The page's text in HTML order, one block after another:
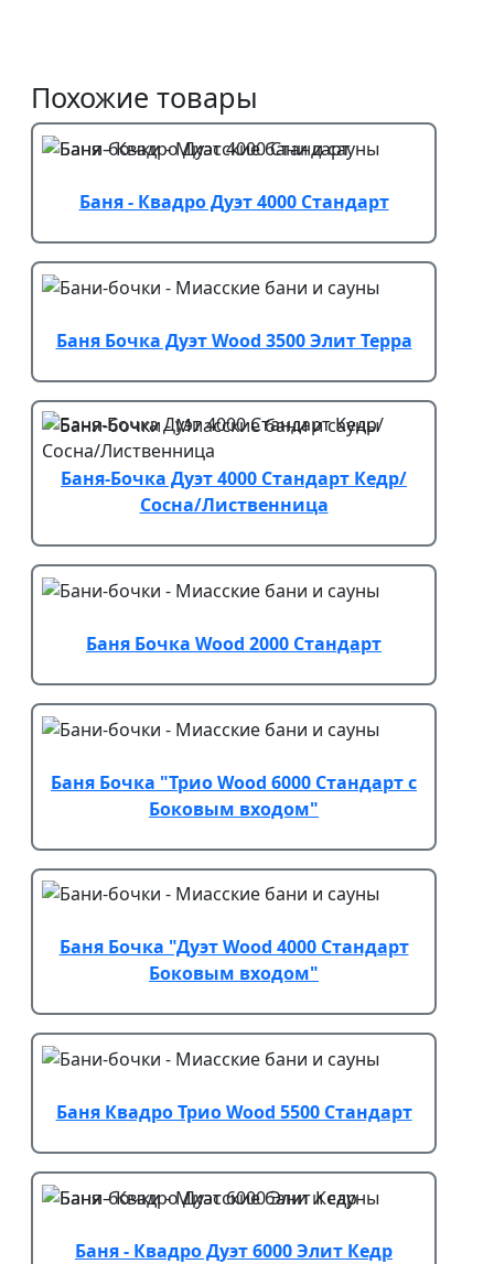
Похожие товары
Баня - Квадро Дуэт 4000 Стандарт
Баня Бочка Дуэт Wood 3500 Элит Терра
Баня-Бочка Дуэт 4000 Стандарт Кедр/
Сосна/Лиственница
Баня Бочка Wood 2000 Стандарт
Баня Бочка "Трио Wood 6000 Стандарт с
Боковым входом"
Баня Бочка "Дуэт Wood 4000 Стандарт
Боковым входом"
Баня Квадро Трио Wood 5500 Стандарт
Баня - Квадро Дуэт 6000 Элит Кедр